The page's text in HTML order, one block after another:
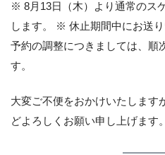
※ 8月13日（木）より通常のス
します。 ※ 休止期間中にお送
予約の調整につきましては、順
す。
大変ご不便をおかけいたします
どよろしくお願い申し上げます。